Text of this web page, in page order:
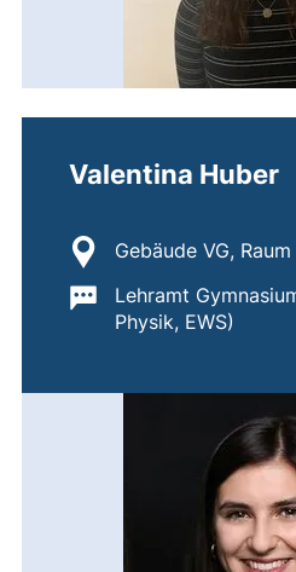
Valentina Huber
Standort:
Gebäude VG, Raum
Wichtige
Lehramt
Physik, EWS)